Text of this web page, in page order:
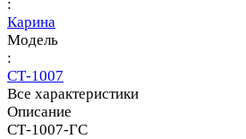
:
Карина
Модель
:
СТ-1007
Все характеристики
Описание
СТ-1007-ГС